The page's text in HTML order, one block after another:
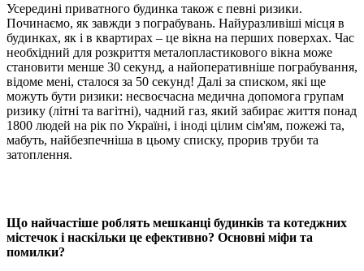
Усередині приватного будинка також є певні ризики.
Починаємо, як завжди з пограбувань. Найуразливіші місця в
будинках, як і в квартирах – це вікна на перших поверхах. Час
необхідний для розкриття металопластикового вікна може
становити менше 30 секунд, а найоперативніше пограбування,
відоме мені, сталося за 50 секунд! Далі за списком, які ще
можуть бути ризики: несвоєчасна медична допомога групам
ризику (літні та вагітні), чадний газ, який забирає життя понад
1800 людей на рік по Україні, і іноді цілим сім'ям, пожежі та,
мабуть, найбезпечніша в цьому списку, прорив труби та
затоплення.
Що найчастіше роблять мешканці будинків та котеджних
містечок і наскільки це ефективно? Основні міфи та
помилки?